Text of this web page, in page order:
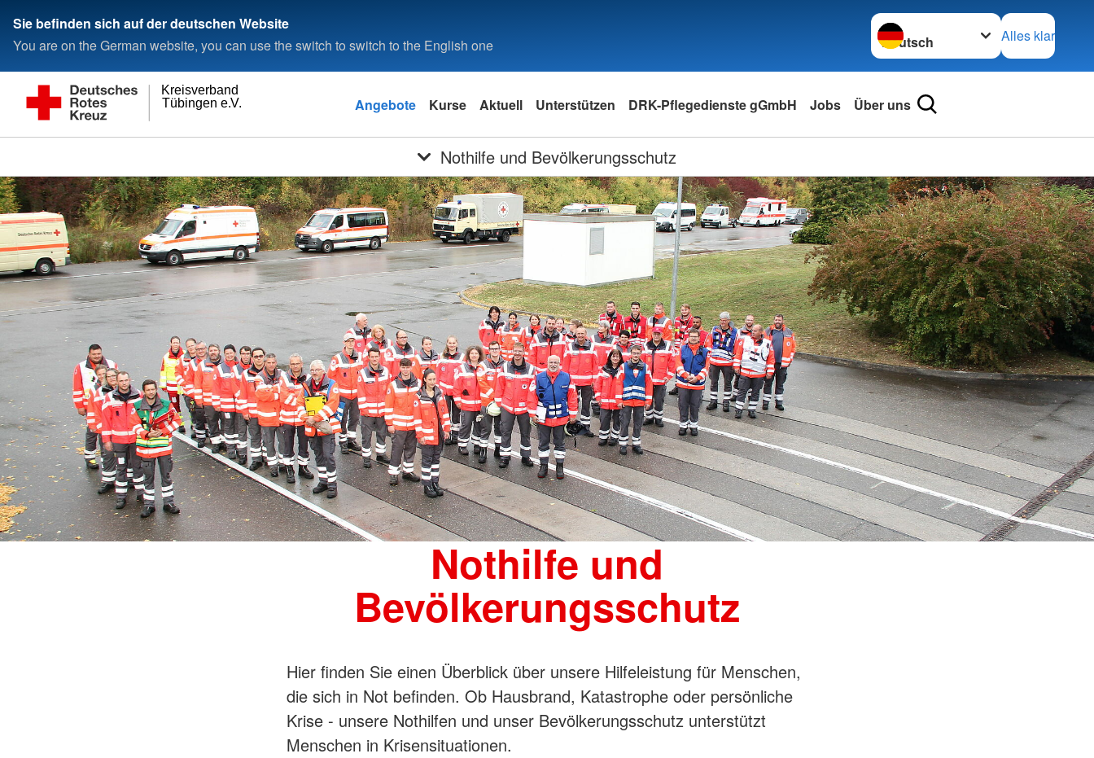
Sie befinden sich auf der deutschen Website
You are on the German website, you can use the switch to switch to the English one
Sprache wechseln zu
Alles klar
Tübingen e.V.
Kreisverband
Angebote Kurse Aktuell Unterstützen DRK-Pflegedienste gGmbH Jobs Über uns
Nothilfe und Bevölkerungsschutz
Nothilfe und
Bevölkerungsschutz
Hier finden Sie einen Überblick über unsere Hilfeleistung für Menschen,
die sich in Not befinden. Ob Hausbrand, Katastrophe oder persönliche
Krise - unsere Nothilfen und unser Bevölkerungsschutz unterstützt
Menschen in Krisensituationen.